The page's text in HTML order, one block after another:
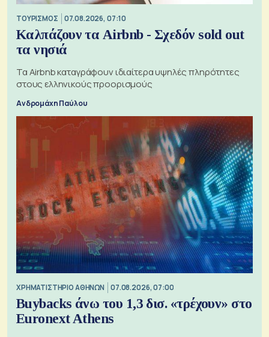
ΤΟΥΡΙΣΜΟΣ 07.08.2026, 07:10
Καλπάζουν τα Airbnb - Σχεδόν sold out
τα νησιά
Τα Airbnb καταγράφουν ιδιαίτερα υψηλές πληρότητες
στους ελληνικούς προορισμούς
Ανδρομάχη Παύλου
XΡΗΜΑΤΙΣΤΗΡΙΟ ΑΘΗΝΩΝ 07.08.2026, 07:00
Buybacks άνω του 1,3 δισ. «τρέχουν» στο
Euronext Athens